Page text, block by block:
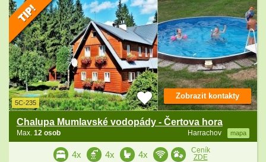
5C-235
Chalupa Mumlavské vodopády - Čertova hora
Harrachov mapa
Max. 12 osob
Zobrazit kontakty
4x 4x 4x
Ceník
ZDE